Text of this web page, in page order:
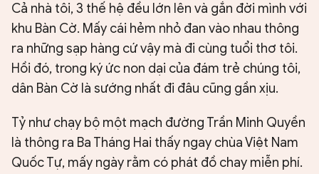
Cả nhà tôi, 3 thế hệ đều lớn lên và gắn đời mình với
khu Bàn Cờ. Mấy cái hẻm nhỏ đan vào nhau thông
ra những sạp hàng cứ vậy mà đi cùng tuổi thơ tôi.
Hồi đó, trong ký ức non dại của đám trẻ chúng tôi,
dân Bàn Cờ là sướng nhất đi đâu cũng gần xịu.
Tỷ như chạy bộ một mạch đường Trần Minh Quyền
là thông ra Ba Tháng Hai thấy ngay chùa Việt Nam
Quốc Tự, mấy ngày rằm có phát đồ chay miễn phí.